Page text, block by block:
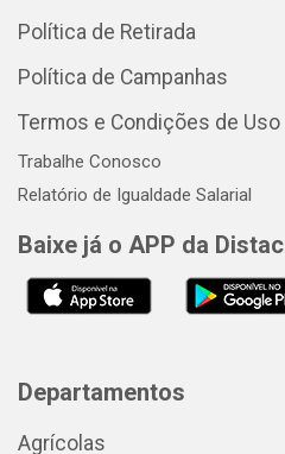
Política de Retirada
Política de Campanhas
Termos e Condições de Uso
Trabalhe Conosco
Relatório de Igualdade Salarial
Baixe já o APP da Distac
Departamentos
Agrícolas